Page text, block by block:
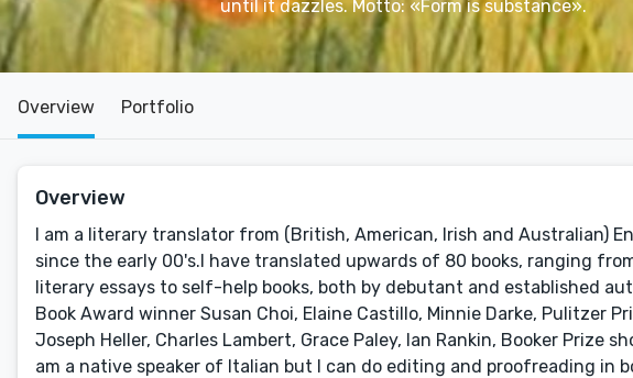
until it dazzles. Motto: «Form is substance».
Overview Portfolio
Overview
I am a literary translator from (British, American, Irish and Australian)
since the early 00's.I have translated upwards of 80 books, ranging
literary essays to self-help books, both by debutant and established
Book Award winner Susan Choi, Elaine Castillo, Minnie Darke, Pulitzer
Joseph Heller, Charles Lambert, Grace Paley, Ian Rankin, Booker Prize
am a native speaker of Italian but I can do editing and proofreading in